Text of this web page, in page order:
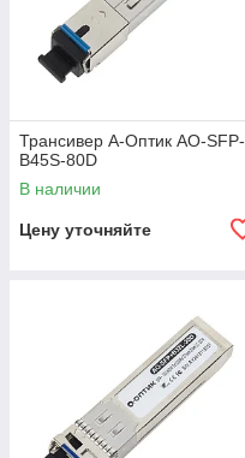
Трансивер А-Оптик AO-SFP-
B45S-80D
В наличии
Цену уточняйте